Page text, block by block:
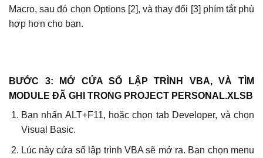
Macro, sau đó chọn Options [2], và thay đổi [3] phím tắt phù
hợp hơn cho bạn.
BƯỚC 3: MỞ CỬA SỔ LẬP TRÌNH VBA, VÀ TÌM
MODULE ĐÃ GHI TRONG PROJECT PERSONAL.XLSB
Bạn nhấn ALT+F11, hoặc chọn tab Developer, và chọn
Visual Basic.
Lúc này cửa sổ lập trình VBA sẽ mở ra. Bạn chọn menu